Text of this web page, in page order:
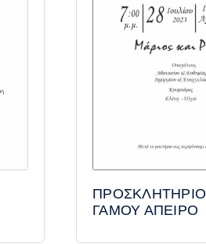
ΠΡΟΣΚΛΗΤΗΡΙΟ
ΓΑΜΟΥ ΑΠΕΙΡΟ